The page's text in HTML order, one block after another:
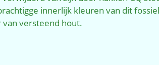
innerlijk kleuren van dit
van versteend hout.